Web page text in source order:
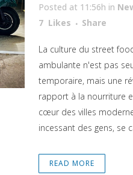
Attiva comandoPosted at 11:56h in
7 Likes ShareAttiva
La culture du street
ambulante n'est pas
temporaire, mais une
rapport à la nourriture
cœur des villes
incessant des gens, se
READ MORE